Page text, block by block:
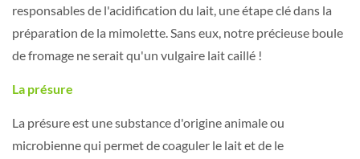
responsables de l'acidification du lait, une étape clé dans la
préparation de la mimolette. Sans eux, notre précieuse boule
de fromage ne serait qu'un vulgaire lait caillé !
La présure
La présure est une substance d'origine animale ou
microbienne qui permet de coaguler le lait et de le